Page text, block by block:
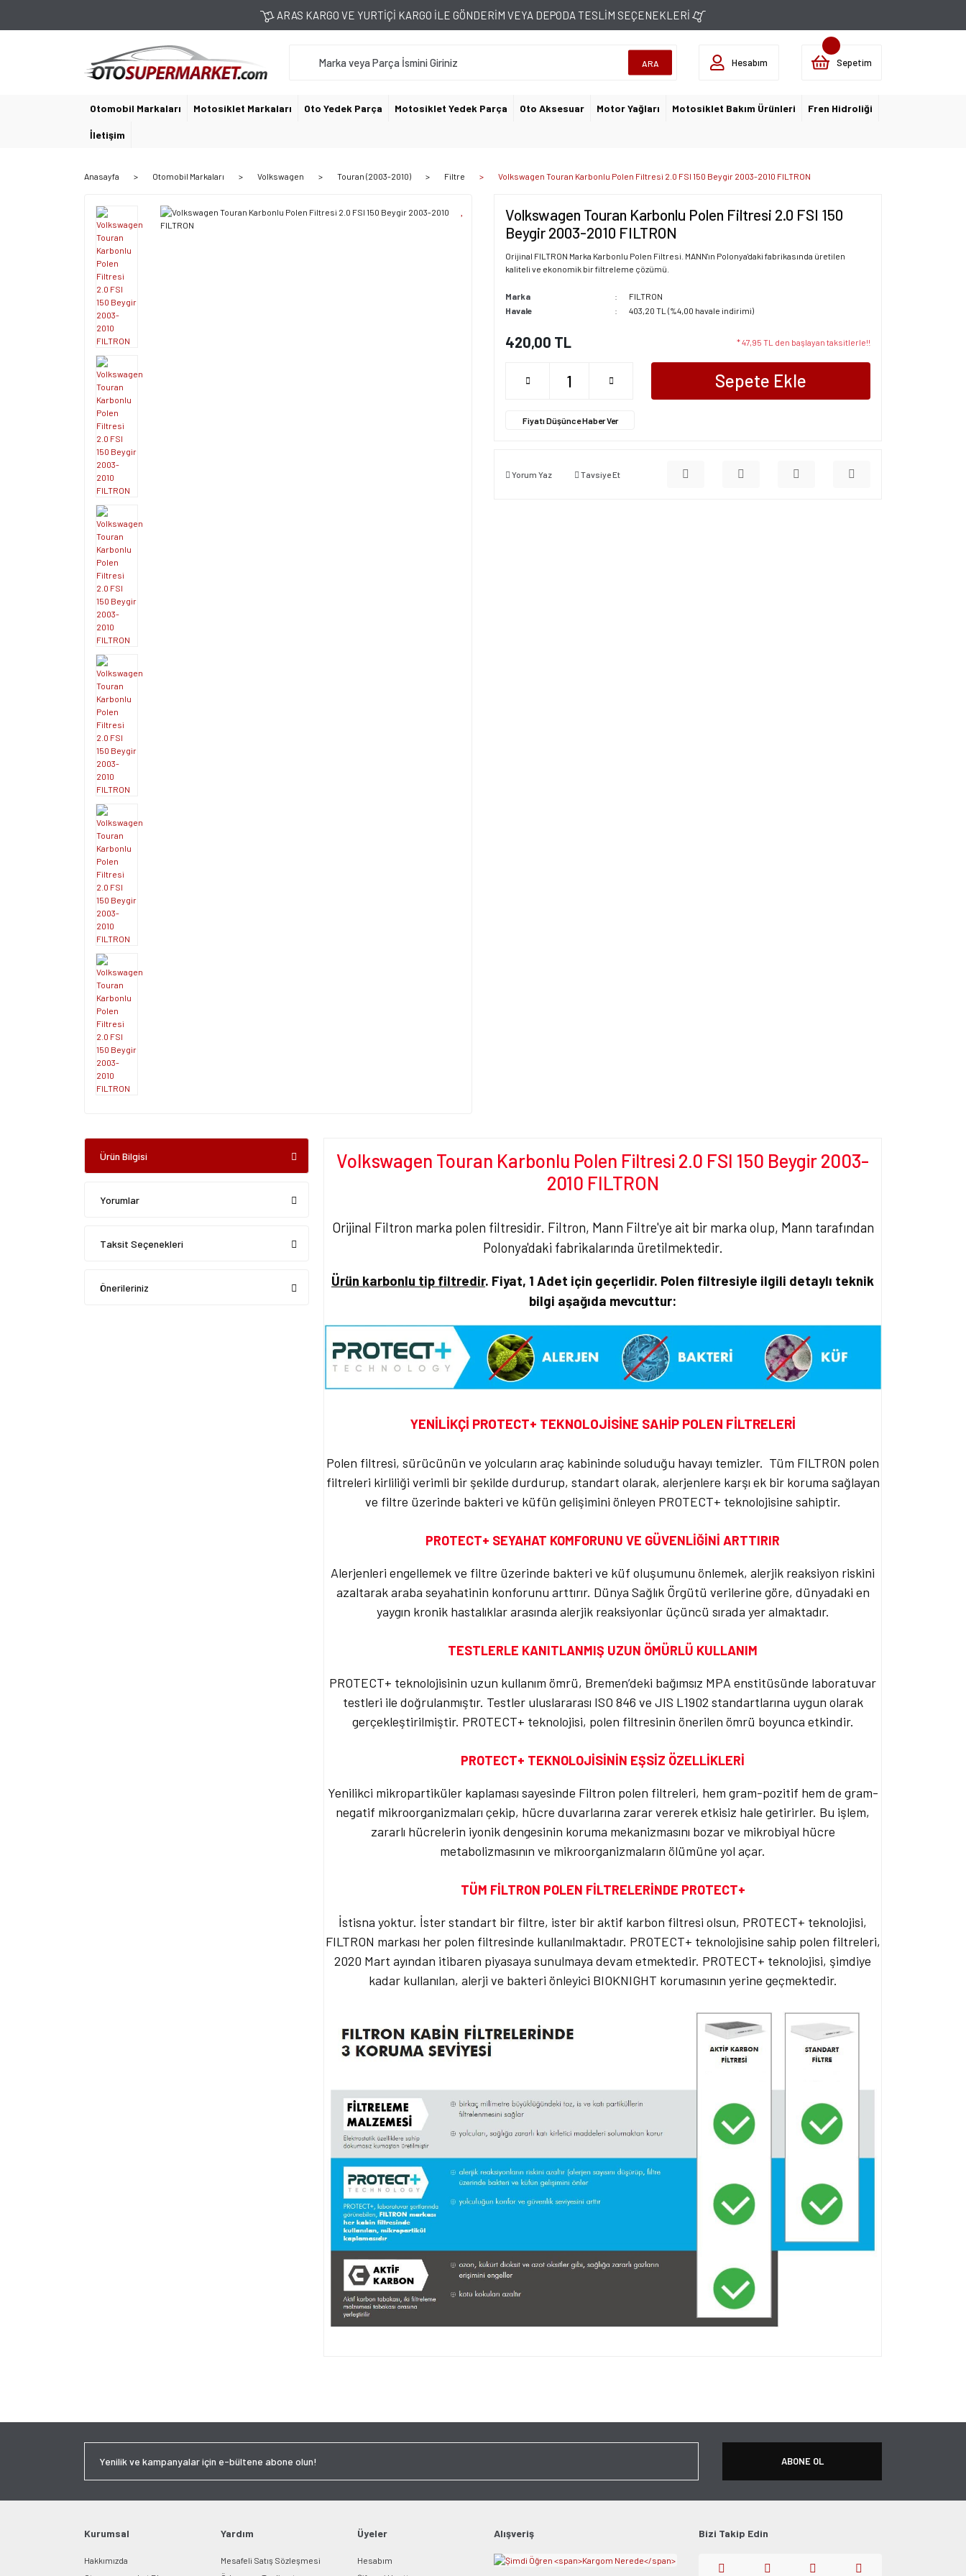
ARAS KARGO VE YURTİÇİ KARGO İLE GÖNDERİM VEYA DEPODA TESLİM SEÇENEKLERİ
ARA Hesabım Sepetim
Otomobil Markaları Motosiklet Markaları Oto Yedek Parça Motosiklet Yedek Parça Oto Aksesuar Motor Yağları Motosiklet Bakım Ürünleri Fren Hidroliği
İletişim
Anasayfa Otomobil Markaları Volkswagen Touran (2003-2010) Filtre Volkswagen Touran Karbonlu Polen Filtresi 2.0 FSI 150 Beygir 2003-2010 FILTRON
Volkswagen Touran Karbonlu Polen Filtresi 2.0 FSI 150
Beygir 2003-2010 FILTRON
Orijinal FILTRON Marka Karbonlu Polen Filtresi. MANN'ın Polonya'daki fabrikasında üretilen
kaliteli ve ekonomik bir filtreleme çözümü.
Marka
FILTRON
Havale
403,20 TL (%4,00 havale indirimi)
420,00 TL * 47,95 TL den başlayan taksitlerle!!
Sepete Ekle
Fiyatı Düşünce Haber Ver
Yorum Yaz Tavsiye Et
Ürün Bilgisi
Yorumlar
Taksit Seçenekleri
Önerileriniz
Volkswagen Touran Karbonlu Polen Filtresi 2.0 FSI 150 Beygir 2003-
2010 FILTRON
Orijinal Filtron marka polen filtresidir. Filtron, Mann Filtre'ye ait bir marka olup, Mann tarafından
Polonya'daki fabrikalarında üretilmektedir.
Ürün karbonlu tip filtredir. Fiyat, 1 Adet için geçerlidir. Polen filtresiyle ilgili detaylı teknik
bilgi aşağıda mevcuttur:
YENİLİKÇİ PROTECT+ TEKNOLOJİSİNE SAHİP POLEN FİLTRELERİ
Polen filtresi, sürücünün ve yolcuların araç kabininde soluduğu havayı temizler. Tüm FILTRON polen
filtreleri kirliliği verimli bir şekilde durdurup, standart olarak, alerjenlere karşı ek bir koruma sağlayan
ve filtre üzerinde bakteri ve küfün gelişimini önleyen PROTECT+ teknolojisine sahiptir.
PROTECT+ SEYAHAT KOMFORUNU VE GÜVENLİĞİNİ ARTTIRIR
Alerjenleri engellemek ve filtre üzerinde bakteri ve küf oluşumunu önlemek, alerjik reaksiyon riskini
azaltarak araba seyahatinin konforunu arttırır. Dünya Sağlık Örgütü verilerine göre, dünyadaki en
yaygın kronik hastalıklar arasında alerjik reaksiyonlar üçüncü sırada yer almaktadır.
TESTLERLE KANITLANMIŞ UZUN ÖMÜRLÜ KULLANIM
PROTECT+ teknolojisinin uzun kullanım ömrü, Bremen’deki bağımsız MPA enstitüsünde laboratuvar
testleri ile doğrulanmıştır. Testler uluslararası ISO 846 ve JIS L1902 standartlarına uygun olarak
gerçekleştirilmiştir. PROTECT+ teknolojisi, polen filtresinin önerilen ömrü boyunca etkindir.
PROTECT+ TEKNOLOJİSİNİN EŞSİZ ÖZELLİKLERİ
Yenilikci mikropartiküler kaplaması sayesinde Filtron polen filtreleri, hem gram-pozitif hem de gram-
negatif mikroorganizmaları çekip, hücre duvarlarına zarar vererek etkisiz hale getirirler. Bu işlem,
zararlı hücrelerin iyonik dengesinin koruma mekanizmasını bozar ve mikrobiyal hücre
metabolizmasının ve mikroorganizmaların ölümüne yol açar.
TÜM FİLTRON POLEN FİLTRELERİNDE PROTECT+
İstisna yoktur. İster standart bir filtre, ister bir aktif karbon filtresi olsun, PROTECT+ teknolojisi,
FILTRON markası her polen filtresinde kullanılmaktadır. PROTECT+ teknolojisine sahip polen filtreleri,
2020 Mart ayından itibaren piyasaya sunulmaya devam etmektedir. PROTECT+ teknolojisi, şimdiye
kadar kullanılan, alerji ve bakteri önleyici BIOKNIGHT korumasının yerine geçmektedir.
ABONE OL
Kurumsal
Hakkımızda
Yardım
Mesafeli Satış Sözleşmesi
Üyeler
Hesabım
Alışveriş Bizi Takip Edin